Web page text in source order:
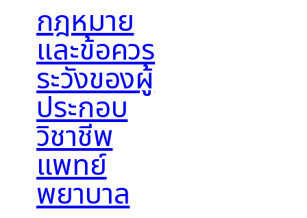
กฎหมาย
และข้อควร
ระวังของผู้
ประกอบ
วิชาชีพ
แพทย์
พยาบาล